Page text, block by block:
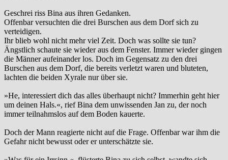
Geschrei riss Bina aus ihren Gedanken.
Offenbar versuchten die drei Burschen aus dem Dorf sich zu
verteidigen.
Ihr blieb wohl nicht mehr viel Zeit. Doch was sollte sie tun?
Ängstlich schaute sie wieder aus dem Fenster. Immer wieder gingen
die Männer aufeinander los. Doch im Gegensatz zu den drei
Burschen aus dem Dorf, die bereits verletzt waren und bluteten,
lachten die beiden Xyrale nur über sie.
»He, interessiert dich das alles überhaupt nicht? Immerhin geht hier
um deinen Hals.«, rief Bina dem unwissenden Jan zu, der noch
immer teilnahmslos auf dem Boden kauerte.
Doch der Mann reagierte nicht auf die Frage. Offenbar war ihm die
Gefahr nicht bewusst oder er unterschätzte sie.